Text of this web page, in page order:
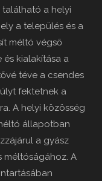
a helyi
a település és a
méltó végső
kialakítása a
téve a csendes
fektetnek a
A helyi közösség
állapotban
a gyász
méltóságához. A